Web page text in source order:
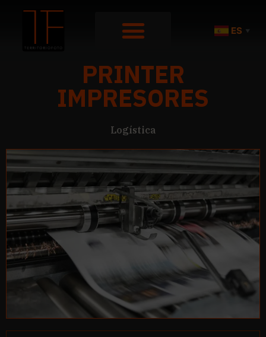
ES ▼
PRINTER
IMPRESORES
Logística